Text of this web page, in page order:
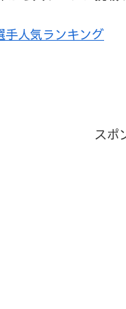
手人気ランキング
スポ